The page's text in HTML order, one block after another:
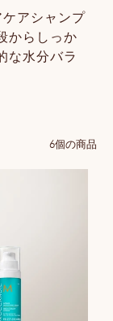
アシャンプ
からしっか
な水分バラ
6個の商品